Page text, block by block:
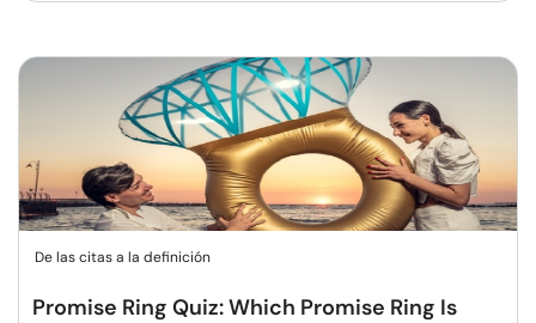
De las citas a la definición
Promise Ring Quiz: Which Promise Ring Is